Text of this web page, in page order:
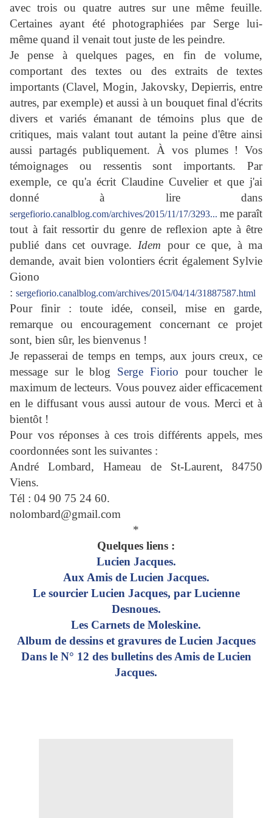
avec trois ou quatre autres sur une même feuille.
Certaines ayant été photographiées par Serge lui-
même quand il venait tout juste de les peindre.
Je pense à quelques pages, en fin de volume,
comportant des textes ou des extraits de textes
importants (Clavel, Mogin, Jakovsky, Depierris, entre
autres, par exemple) et aussi à un bouquet final d'écrits
divers et variés émanant de témoins plus que de
critiques, mais valant tout autant la peine d'être ainsi
aussi partagés publiquement. À vos plumes ! Vos
témoignages ou ressentis sont importants. Par
exemple, ce qu'a écrit Claudine Cuvelier et que j'ai
donné à lire dans
sergefiorio.canalblog.com/archives/2015/11/17/3293... me paraît
tout à fait ressortir du genre de reflexion apte à être
publié dans cet ouvrage. Idem pour ce que, à ma
demande, avait bien volontiers écrit également Sylvie
Giono
: sergefiorio.canalblog.com/archives/2015/04/14/31887587.html
Pour finir : toute idée, conseil, mise en garde,
remarque ou encouragement concernant ce projet
sont, bien sûr, les bienvenus !
Je repasserai de temps en temps, aux jours creux, ce
message sur le blog Serge Fiorio pour toucher le
maximum de lecteurs. Vous pouvez aider efficacement
en le diffusant vous aussi autour de vous. Merci et à
bientôt !
Pour vos réponses à ces trois différents appels, mes
coordonnées sont les suivantes :
André Lombard, Hameau de St-Laurent, 84750
Viens.
Tél : 04 90 75 24 60.
nolombard@gmail.com
*
Quelques liens :
Lucien Jacques.
Aux Amisde Lucien Jacques.
Le sourcier Lucien Jacques, par Lucienne
Desnoues.
Les Carnets de Moleskine.
Album de dessins et gravures de Lucien Jacques
Dans le N° 12 des bulletins des Amis de Lucien
Jacques.